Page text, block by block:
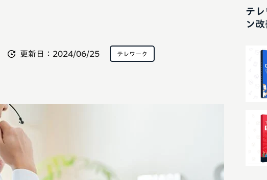
更新日： 2024/06/25 テレワーク
テ
ン